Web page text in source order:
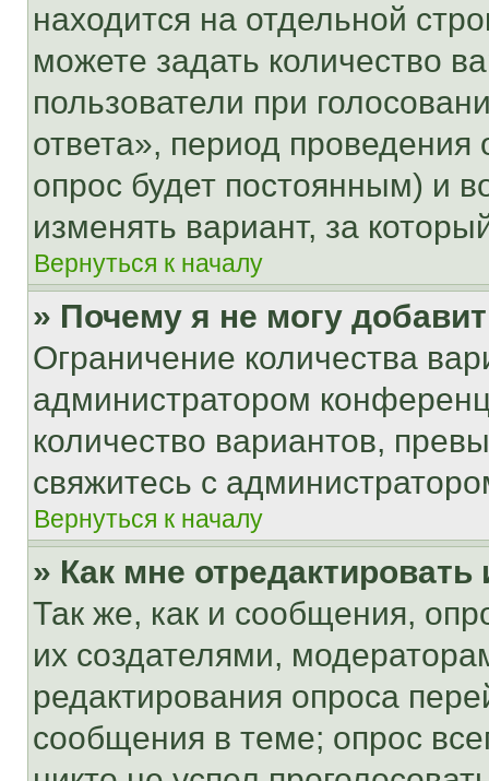
находится на отдельной
можете задать количество
пользователи при
ответа», период проведения
опрос будет постоянным) и
изменять вариант, за
Вернуться к началу
» Почему я не могу
Ограничение количества
администратором
количество вариантов,
свяжитесь с
Вернуться к началу
» Как мне
Так же, как и сообщения,
их создателями,
редактирования опроса
сообщения в теме; опрос